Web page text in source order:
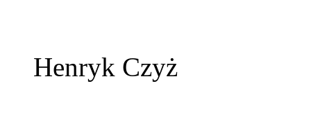
Henryk Czyż